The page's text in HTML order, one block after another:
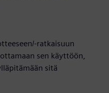
ratkaisuun
sen käyttöön,
sitä